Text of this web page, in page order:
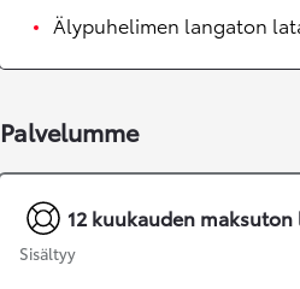
Älypuhelimen langaton
Palvelumme
12 kuukauden maksuton
Sisältyy